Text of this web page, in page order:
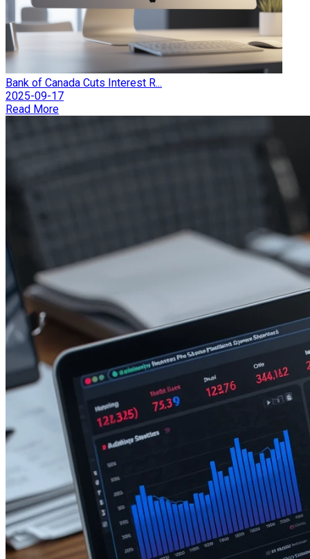
Bank of Canada Cuts Interest R...
2025-09-17
Read More